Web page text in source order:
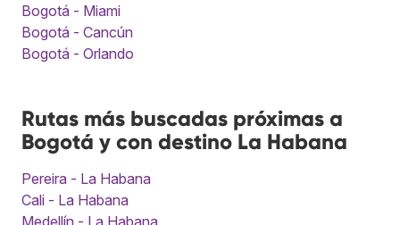
Bogotá - Miami
Bogotá - Cancún
Bogotá - Orlando
Rutas más buscadas próximas a
Bogotá y con destino La Habana
Pereira - La Habana
Cali - La Habana
Medellín - La Habana